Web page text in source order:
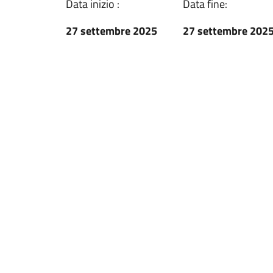
Data inizio :
27 settembre 2025
Data fine:
27 settembre